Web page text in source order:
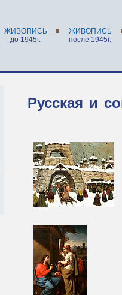
ЖИВОПИСЬ
ЖИВОПИСЬ
до 1945г.
после 1945г.
Русская и